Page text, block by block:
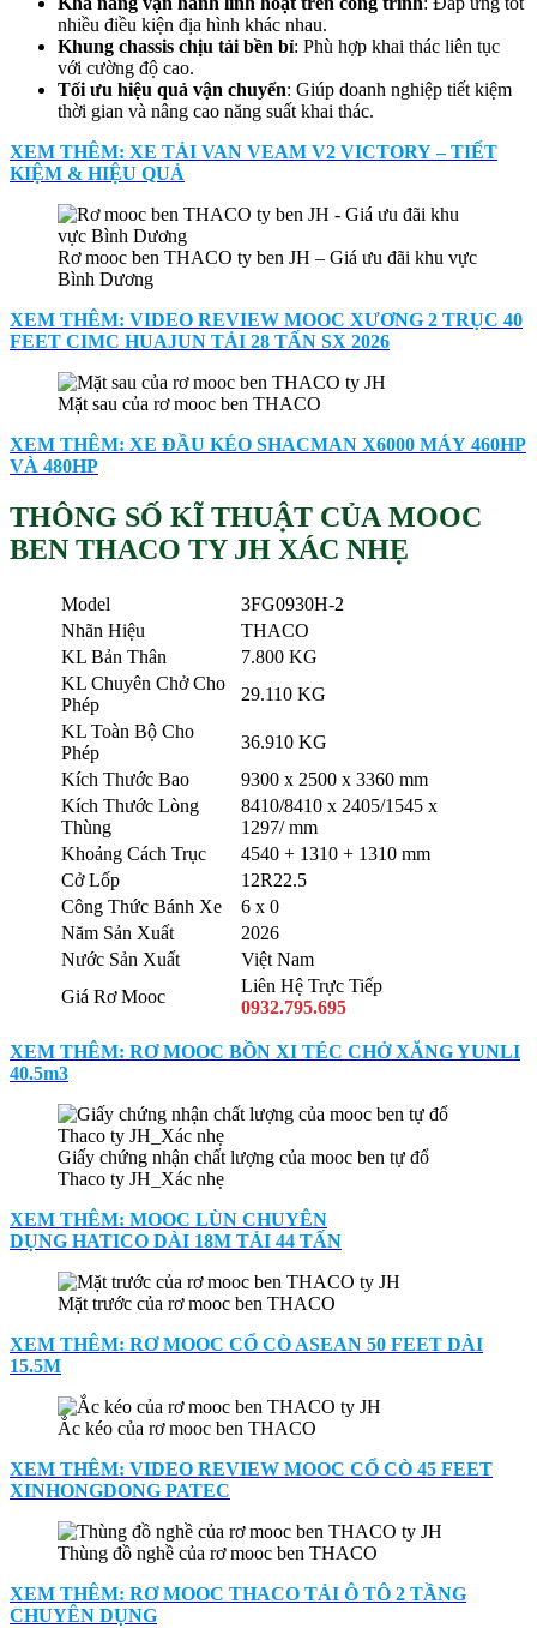
nhiều điều kiện địa hình khác nhau.
Khung chassis chịu tải bền bỉ: Phù hợp khai thác liên tục
với cường độ cao.
Tối ưu hiệu quả vận chuyển: Giúp doanh nghiệp tiết kiệm
thời gian và nâng cao năng suất khai thác.
XEM THÊM: XE TẢI VAN VEAM V2 VICTORY – TIẾT
KIỆM & HIỆU QUẢ
Rơ mooc ben THACO ty ben JH – Giá ưu đãi khu vực
Bình Dương
XEM THÊM: VIDEO REVIEW MOOC XƯƠNG 2 TRỤC 40
FEET CIMC HUAJUN TẢI 28 TẤN SX 2026
Mặt sau của rơ mooc ben THACO
XEM THÊM: XE ĐẦU KÉO SHACMAN X6000 MÁY 460HP
VÀ 480HP
THÔNG SỐ KĨ THUẬT CỦA MOOC
BEN THACO TY JH XÁC NHẸ
Model
3FG0930H-2
Nhãn Hiệu
THACO
KL Bản Thân
7.800 KG
KL Chuyên Chở Cho
Phép
29.110 KG
KL Toàn Bộ Cho
Phép
36.910 KG
Kích Thước Bao
9300 x 2500 x 3360 mm
Kích Thước Lòng
Thùng
8410/8410 x 2405/1545 x
1297/ mm
Khoảng Cách Trục
4540 + 1310 + 1310 mm
Cở Lốp
12R22.5
Công Thức Bánh Xe
6 x 0
Năm Sản Xuất
2026
Nước Sản Xuất
Việt Nam
Giá Rơ Mooc
Liên Hệ Trực Tiếp
0932.795.695
XEM THÊM: RƠ MOOC BỒN XI TÉC CHỞ XĂNG YUNLI
40.5m3
Giấy chứng nhận chất lượng của mooc ben tự đổ
Thaco ty JH_Xác nhẹ
XEM THÊM: MOOC LÙN CHUYÊN
DỤNG HATICO DÀI 18M TẢI 44 TẤN
Mặt trước của rơ mooc ben THACO
XEM THÊM: RƠ MOOC CỔ CÒ ASEAN 50 FEET DÀI
15.5M
Ắc kéo của rơ mooc ben THACO
XEM THÊM: VIDEO REVIEW MOOC CỔ CÒ 45 FEET
XINHONGDONG PATEC
Thùng đồ nghề của rơ mooc ben THACO
XEM THÊM: RƠ MOOC THACO TẢI Ô TÔ 2 TẦNG
CHUYÊN DỤNG